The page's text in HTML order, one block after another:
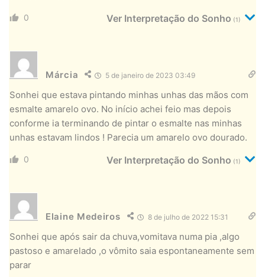
0 Ver Interpretação do Sonho (1)
Márcia 5 de janeiro de 2023 03:49
Sonhei que estava pintando minhas unhas das mãos com
esmalte amarelo ovo. No início achei feio mas depois
conforme ia terminando de pintar o esmalte nas minhas
unhas estavam lindos ! Parecia um amarelo ovo dourado.
0 Ver Interpretação do Sonho (1)
Elaine Medeiros 8 de julho de 2022 15:31
Sonhei que após sair da chuva,vomitava numa pia ,algo
pastoso e amarelado ,o vômito saia espontaneamente sem
parar